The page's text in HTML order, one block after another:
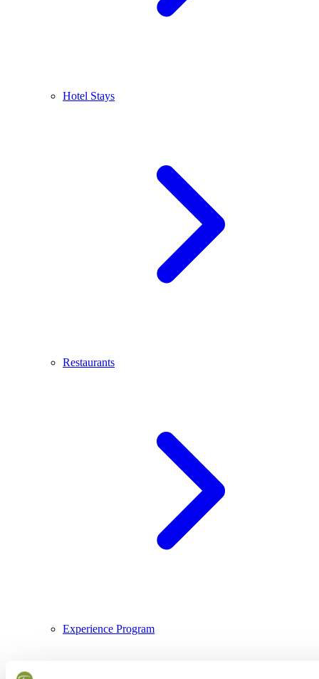
Hotel Stays
Restaurants
Experience Program